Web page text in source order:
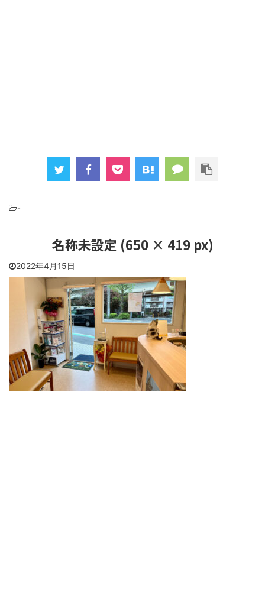
-
名称未設定 (650 × 419 px)
2022年4月15日